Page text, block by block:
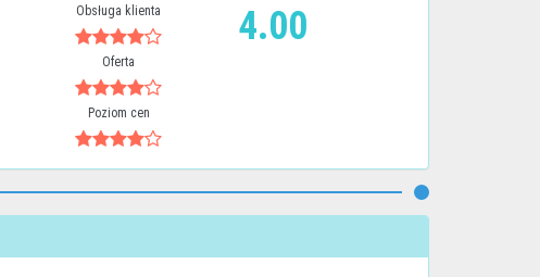
Obsługa klienta
Oferta
Poziom cen
4.00